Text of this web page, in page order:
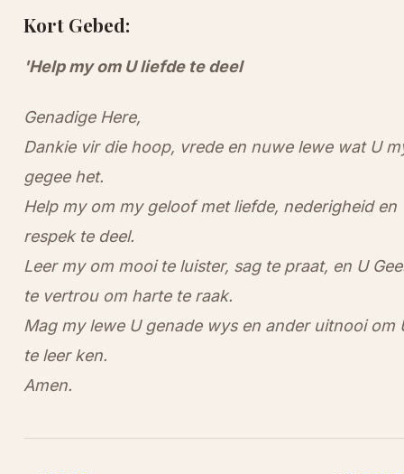
Kort Gebed:
'Help my om U liefde te deel
Genadige Here,
Dankie vir die hoop, vrede en nuwe lewe wat U
gegee het.
Help my om my geloof met liefde, nederigheid en
respek te deel.
Leer my om mooi te luister, sag te praat, en U
te vertrou om harte te raak.
Mag my lewe U genade wys en ander uitnooi om
te leer ken.
Amen.